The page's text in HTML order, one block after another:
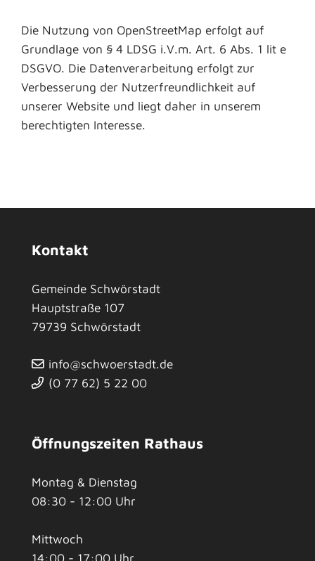
Die Nutzung von OpenStreetMap erfolgt auf
Grundlage von § 4 LDSG i.V.m. Art. 6 Abs. 1 lit e
DSGVO. Die Datenverarbeitung erfolgt zur
Verbesserung der Nutzerfreundlichkeit auf
unserer Website und liegt daher in unserem
berechtigten Interesse.
Kontakt
Gemeinde Schwörstadt
Hauptstraße 107
79739 Schwörstadt
info@schwoerstadt.de
(0 77 62) 5 22 00
Öffnungszeiten Rathaus
Montag & Dienstag
08:30 - 12:00 Uhr
Mittwoch
14:00 - 17:00 Uhr